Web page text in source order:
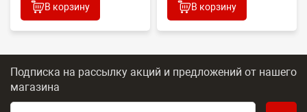
В корзину В корзину
Подписка на рассылку акций и предложений от нашего
магазина